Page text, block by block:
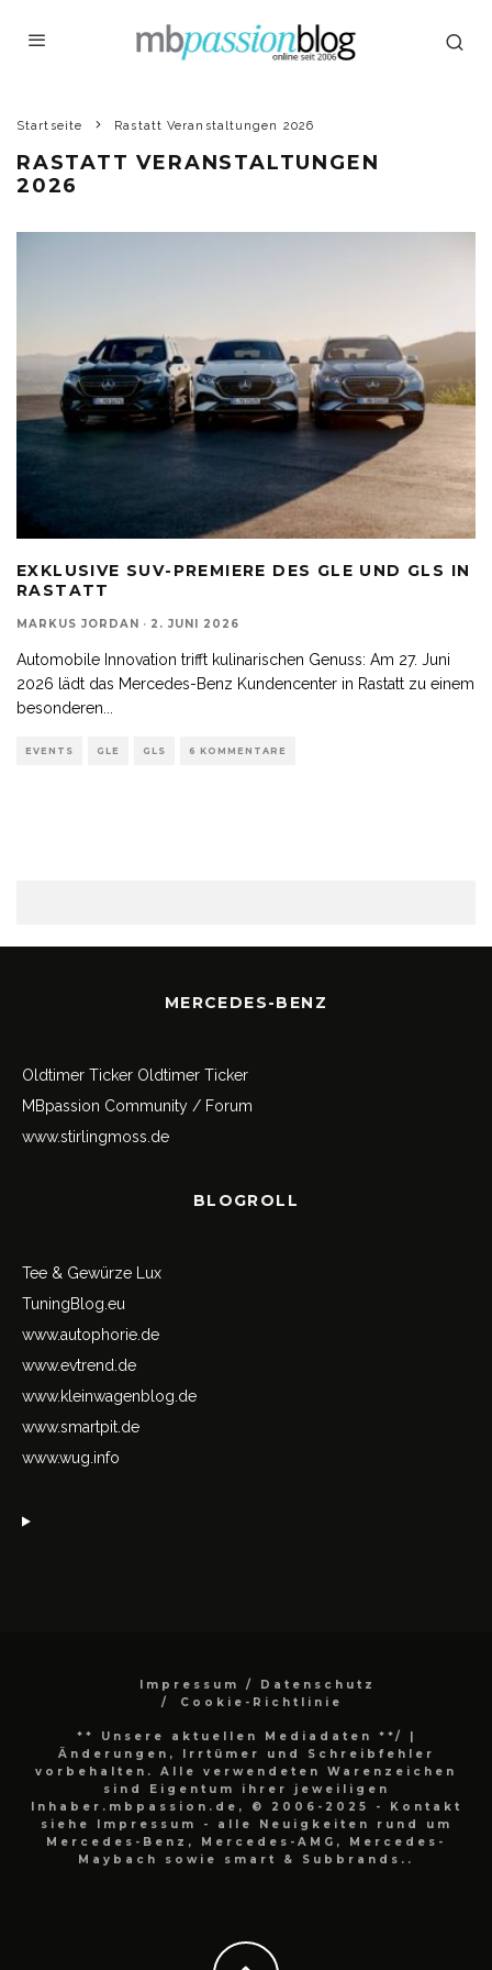
Startseite Rastatt Veranstaltungen 2026
RASTATT VERANSTALTUNGEN
2026
EXKLUSIVE SUV-PREMIERE DES GLE UND GLS IN
RASTATT
MARKUS JORDAN · 2. JUNI 2026
Automobile Innovation trifft kulinarischen Genuss: Am 27. Juni
2026 lädt das Mercedes-Benz Kundencenter in Rastatt zu einem
besonderen
EVENTS GLE GLS 6 KOMMENTARE
MERCEDES-BENZ
Oldtimer Ticker Oldtimer Ticker
MBpassion Community / Forum
www.stirlingmoss.de
BLOGROLL
Tee & Gewürze Lux
TuningBlog.eu
www.autophorie.de
www.evtrend.de
www.kleinwagenblog.de
www.smartpit.de
www.wug.info
Impressum / Datenschutz
Cookie-Richtlinie
** Unsere aktuellen Mediadaten **/
|
Änderungen, Irrtümer und Schreibfehler
vorbehalten. Alle verwendeten Warenzeichen
sind Eigentum ihrer jeweiligen
Inhaber.mbpassion.de, © 2006-2025 - Kontakt
siehe Impressum - alle Neuigkeiten rund um
Mercedes-Benz, Mercedes-AMG, Mercedes-
Maybach sowie smart & Subbrands..